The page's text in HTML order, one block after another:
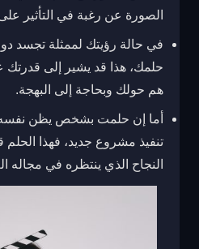
الصورة عن رغبة في التأثير
في حالة رؤيتك لممثلة تجسد
حلمك، هذا قد يشير إلى قدرتك
هم حولك وبحاجة إلى البهجة.
أما إن حلمت بشخص يظن نفسه
تنفيذ مشروع جديد، فهذا
النجاح الذي ينتظره في مجاله